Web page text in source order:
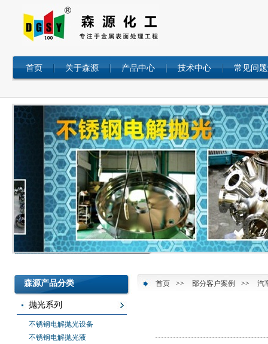
首页 关于森源 产品中心 技术中心 常见问
森源产品分类
抛光系列
不锈钢电解抛光设备
不锈钢电解抛光液
首页 >> 部分客户案例 >> 汽